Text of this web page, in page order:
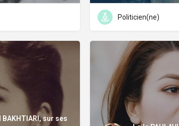
Politicien(ne)
BAKHTIARI, sur ses